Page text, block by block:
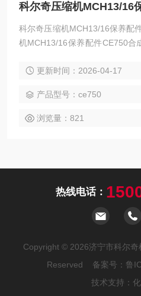
科尔奇压缩机MCH13/16
科尔奇压缩机MCH13/16保养配件CE750机
机MCH13/16保养配件CE750合成机油 科尔奇空气
机在磨合期间，工作25小时后必
更新时间：2026-04-17
产品型号：ce750
浏览量：821
热线电话：
Copyright © 2026济宁市科尔
Reserved 备案号： 鲁
技术支持：